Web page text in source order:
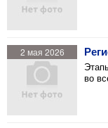
2 мая 2026
во